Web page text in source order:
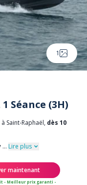
1
1 Séance (3H)
Saint-Raphaël, dès 10
... Lire plus
maintenant
- Meilleur prix garanti -